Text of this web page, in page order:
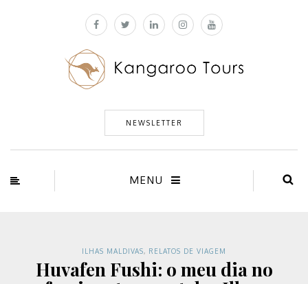
NEWSLETTER
MENU
ILHAS MALDIVAS, RELATOS DE VIAGEM
Huvafen Fushi: o meu dia no